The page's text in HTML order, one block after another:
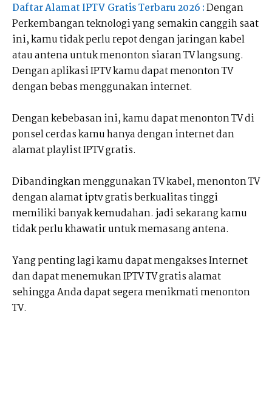
Daftar Alamat IPTV Gratis Terbaru 2026 :Dengan
Perkembangan teknologi yang semakin canggih saat
ini, kamu tidak perlu repot dengan jaringan kabel
atau antena untuk menonton siaran TV langsung.
Dengan aplikasi IPTV kamu dapat menonton TV
dengan bebas menggunakan internet.
Dengan kebebasan ini, kamu dapat menonton TV di
ponsel cerdas kamu hanya dengan internet dan
alamat playlist IPTV gratis.
Dibandingkan menggunakan TV kabel, menonton TV
dengan alamat iptv gratis berkualitas tinggi
memiliki banyak kemudahan. jadi sekarang kamu
tidak perlu khawatir untuk memasang antena.
Yang penting lagi kamu dapat mengakses Internet
dan dapat menemukan IPTV TV gratis alamat
sehingga Anda dapat segera menikmati menonton
TV.